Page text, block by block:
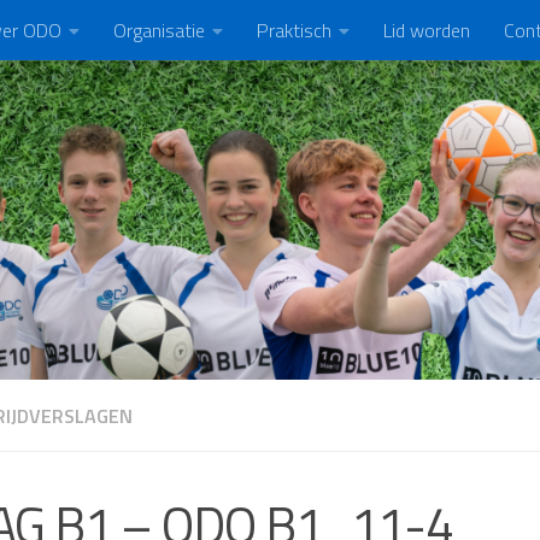
ODO Organisatie Praktisch Lid worden
B1 – ODO B1 11-4